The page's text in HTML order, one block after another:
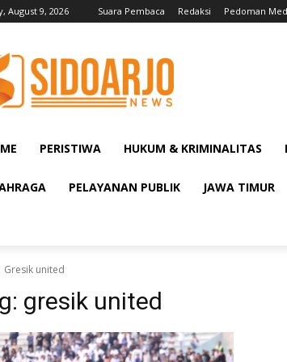
August 9, 2026 Suara Pembaca Redaksi Pedoman
PERISTIWA HUKUM & KRIMINALITAS
PELAYANAN PUBLIK JAWA TIMUR
Gresik united
gresik united